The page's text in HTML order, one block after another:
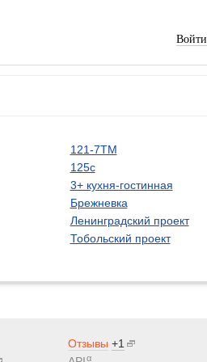
Войти
121-7ТМ
125с
3+ кухня-гостинная
Брежневка
Ленинградский проект
Тобольский проект
Отзывы +1
α